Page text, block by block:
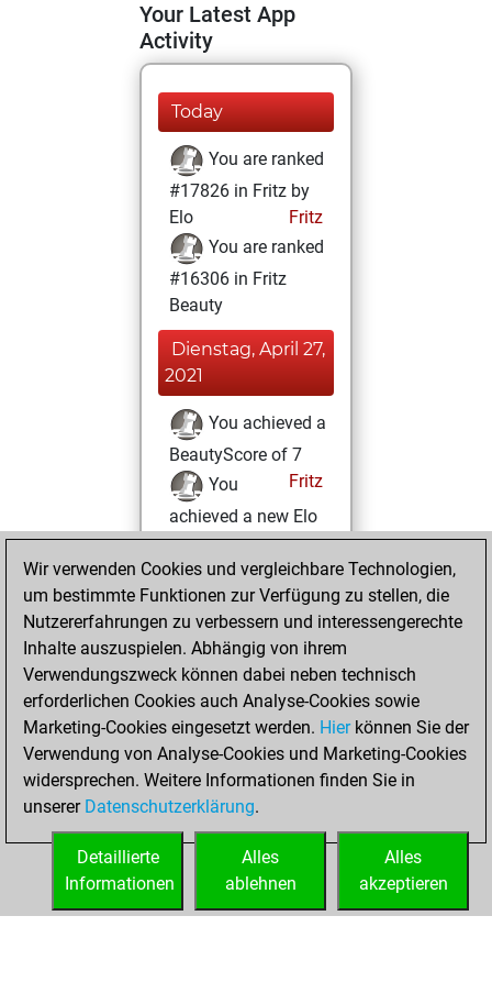
Your Latest App
Activity
Today
You are ranked
#17826 in Fritz by
Elo
Fritz
You are ranked
#16306 in Fritz
Beauty
Dienstag, April 27,
2021
You achieved a
BeautyScore of 7
Fritz
You
achieved a new Elo
of 1579
You created
your Fritz account
You played 1
blitz games
Play
You scored +0
=0 -1 in blitz
You played 2
slow games
You scored +1
=0 -1 in slow games
Wir verwenden Cookies und vergleichbare Technologien,
um bestimmte Funktionen zur Verfügung zu stellen, die
Nutzererfahrungen zu verbessern und interessengerechte
Inhalte auszuspielen. Abhängig von ihrem
Verwendungszweck können dabei neben technisch
erforderlichen Cookies auch Analyse-Cookies sowie
Marketing-Cookies eingesetzt werden. Hierkönnen Sie der
Verwendung von Analyse-Cookies und Marketing-Cookies
widersprechen. Weitere Informationen finden Sie in
unserer Datenschutzerklärung.
Alles
akzeptieren
Alles
ablehnen
Detaillierte
Informationen